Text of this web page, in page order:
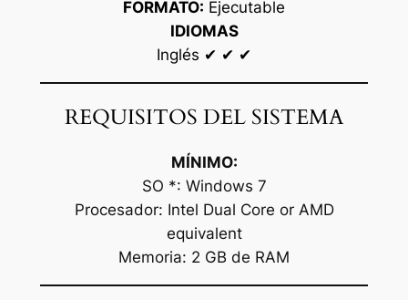
FORMATO: Ejecutable
IDIOMAS
Inglés ✔ ✔ ✔
REQUISITOS DEL SISTEMA
MÍNIMO:
SO *: Windows 7
Procesador: Intel Dual Core or AMD
equivalent
Memoria: 2 GB de RAM